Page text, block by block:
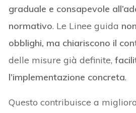
graduale e consapevole
normativo. Le Linee guida
obblighi, ma chiariscono il
delle misure già definite,
l’implementazione concreta.
Questo contribuisce a